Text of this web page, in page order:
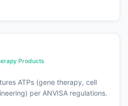
Products
ATPs (gene therapy, cell
per ANVISA regulations.